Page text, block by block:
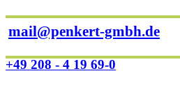
mail@penkert-gmbh.de
+49 208 - 4 19 69-0